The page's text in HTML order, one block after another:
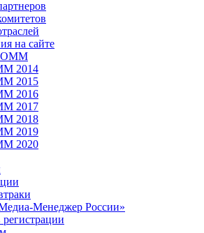
на сайте
2014
2015
2016
2017
2018
2019
2020
Менеджер России»